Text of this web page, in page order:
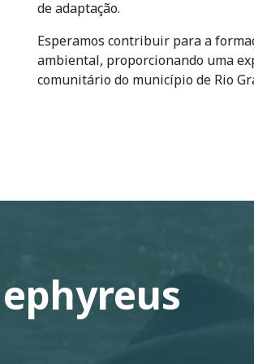
de adaptação.
Esperamos contribuir para a
ambiental, proporcionando uma
comunitário do município de Rio